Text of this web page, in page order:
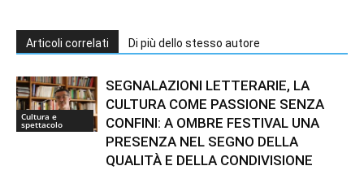
Articoli correlati Di più dello stesso autore
Cultura e
spettacolo
SEGNALAZIONI LETTERARIE, LA
CULTURA COME PASSIONE SENZA
CONFINI: A OMBRE FESTIVAL UNA
PRESENZA NEL SEGNO DELLA
QUALITÀ E DELLA CONDIVISIONE